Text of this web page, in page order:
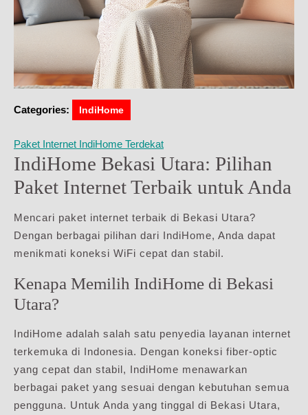
Categories: IndiHome
Paket Internet IndiHome Terdekat
IndiHome Bekasi Utara: Pilihan
Paket Internet Terbaik untuk Anda
Mencari paket internet terbaik di Bekasi Utara?
Dengan berbagai pilihan dari IndiHome, Anda dapat
menikmati koneksi WiFi cepat dan stabil.
Kenapa Memilih IndiHome di Bekasi
Utara?
IndiHome adalah salah satu penyedia layanan internet
terkemuka di Indonesia. Dengan koneksi fiber-optic
yang cepat dan stabil, IndiHome menawarkan
berbagai paket yang sesuai dengan kebutuhan semua
pengguna. Untuk Anda yang tinggal di Bekasi Utara,